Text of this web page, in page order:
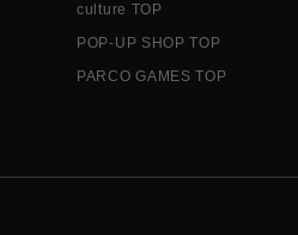
culture TOP
POP-UP SHOP TOP
PARCO GAMES TOP